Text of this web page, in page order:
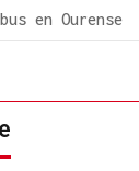
en Ourense